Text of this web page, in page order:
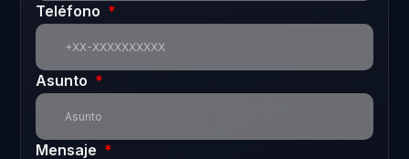
Teléfono
Asunto
Mensaje